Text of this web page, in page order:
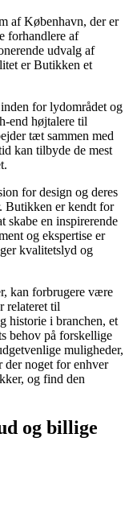
af København, der er
forhandlere af
udvalg af
er Butikken et
for lydområdet og
end højtalere til
tæt sammen med
kan tilbyde de mest
for design og deres
Butikken er kendt for
skabe en inspirerende
og ekspertise er
kvalitetslyd og
kan forbrugere være
relateret til
historie i branchen, et
behov på forskellige
muligheder,
der noget for enhver
og find den
og billige